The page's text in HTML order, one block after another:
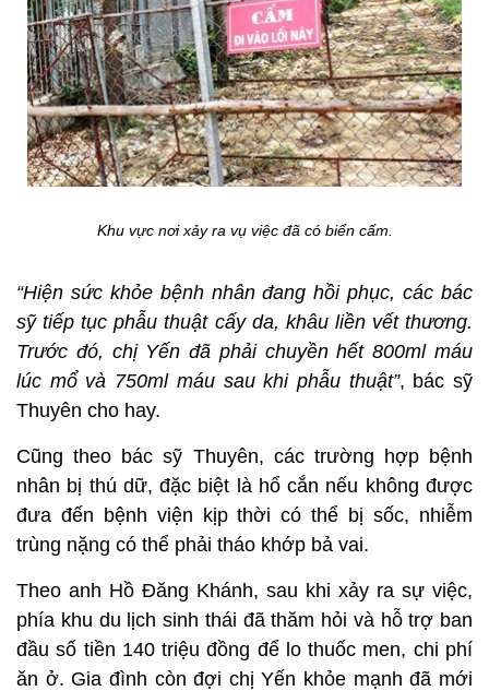
Khu vực nơi xảy ra vụ việc đã có biển cấm.
“Hiện sức khỏe bệnh nhân đang hồi phục, các bác
sỹ tiếp tục phẫu thuật cấy da, khâu liền vết thương.
Trước đó, chị Yến đã phải chuyền hết 800ml máu
lúc mổ và 750ml máu sau khi phẫu thuật”, bác sỹ
Thuyên cho hay.
Cũng theo bác sỹ Thuyên, các trường hợp bệnh
nhân bị thú dữ, đặc biệt là hổ cắn nếu không được
đưa đến bệnh viện kịp thời có thể bị sốc, nhiễm
trùng nặng có thể phải tháo khớp bả vai.
Theo anh Hồ Đăng Khánh, sau khi xảy ra sự việc,
phía khu du lịch sinh thái đã thăm hỏi và hỗ trợ ban
đầu số tiền 140 triệu đồng để lo thuốc men, chi phí
ăn ở. Gia đình còn đợi chị Yến khỏe mạnh đã mới